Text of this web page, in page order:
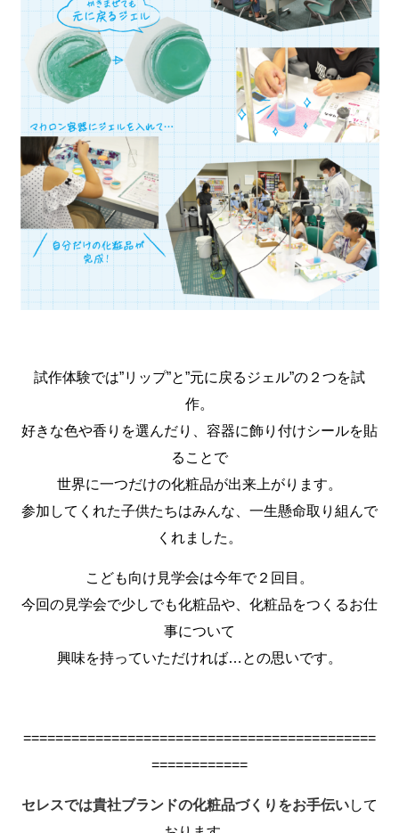
試作体験では”リップ”と”元に戻るジェル”の２つを試
作。
好きな色や香りを選んだり、容器に飾り付けシールを貼
ることで
世界に一つだけの化粧品が出来上がります。
参加してくれた子供たちはみんな、一生懸命取り組んで
くれました。
こども向け見学会は今年で２回目。
今回の見学会で少しでも化粧品や、化粧品をつくるお仕
事について
興味を持っていただければ…との思いです。
============================================
============
セレスでは貴社ブランドの化粧品づくりをお手伝いして